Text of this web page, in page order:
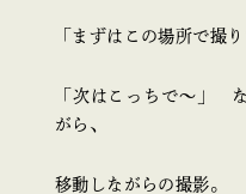
「まずはこの場所で撮
「次はこっちで～」
がら、
移動しながらの撮影。